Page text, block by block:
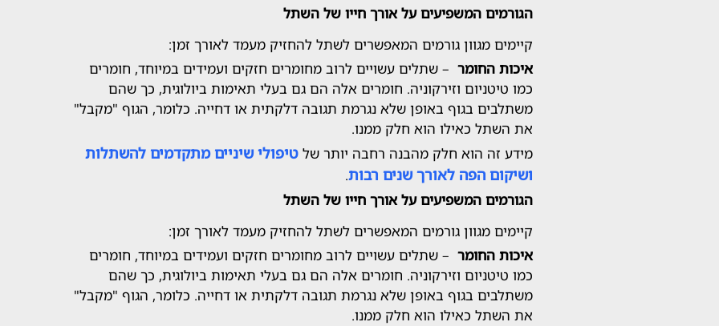
הגורמים המשפיעים על אורך חייו של השתל
קיימים מגוון גורמים המאפשרים לשתל להחזיק מעמד לאורך זמן:
איכות החומר – שתלים עשויים לרוב מחומרים חזקים ועמידים במיוחד, חומרים
כמו טיטניום וזירקוניה. חומרים אלה הם גם בעלי תאימות ביולוגית, כך שהם
משתלבים בגוף באופן שלא נגרמת תגובה דלקתית או דחייה. כלומר, הגוף "מקבל"
את השתל כאילו הוא חלק ממנו.
מידע זה הוא חלק מהבנה רחבה יותר של טיפולי שיניים מתקדמים להשתלות
ושיקום הפה לאורך שנים רבות.
הגורמים המשפיעים על אורך חייו של השתל
קיימים מגוון גורמים המאפשרים לשתל להחזיק מעמד לאורך זמן:
איכות החומר – שתלים עשויים לרוב מחומרים חזקים ועמידים במיוחד, חומרים
כמו טיטניום וזירקוניה. חומרים אלה הם גם בעלי תאימות ביולוגית, כך שהם
משתלבים בגוף באופן שלא נגרמת תגובה דלקתית או דחייה. כלומר, הגוף "מקבל"
את השתל כאילו הוא חלק ממנו.